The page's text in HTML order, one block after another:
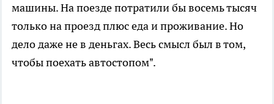
машины. На поезде потратили бы восемь тысяч
только на проезд плюс еда и проживание. Но
дело даже не в деньгах. Весь смысл был в том,
чтобы поехать автостопом".